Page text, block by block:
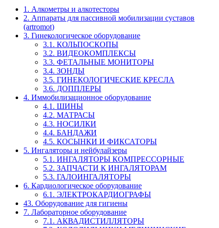
1. Алкометры и алкотесторы
2. Аппараты для пассивной мобилизации суставов
(artromot)
3. Гинекологическое оборудование
3.1. КОЛЬПОСКОПЫ
3.2. ВИДЕОКОМПЛЕКСЫ
3.3. ФЕТАЛЬНЫЕ МОНИТОРЫ
3.4. ЗОНДЫ
3.5. ГИНЕКОЛОГИЧЕСКИЕ КРЕСЛА
3.6. ДОППЛЕРЫ
4. Иммобилизационное оборудование
4.1. ШИНЫ
4.2. МАТРАСЫ
4.3. НОСИЛКИ
4.4. БАНДАЖИ
4.5. КОСЫНКИ И ФИКСАТОРЫ
5. Ингаляторы и нейбулайзеры
5.1. ИНГАЛЯТОРЫ КОМПРЕССОРНЫЕ
5.2. ЗАПЧАСТИ К ИНГАЛЯТОРАМ
5.3. ГАЛОИНГАЛЯТОРЫ
6. Кардиологическое оборудование
6.1. ЭЛЕКТРОКАРДИОГРАФЫ
43. Оборудование для гигиены
7. Лабораторное оборудование
7.1. АКВАДИСТИЛЛЯТОРЫ